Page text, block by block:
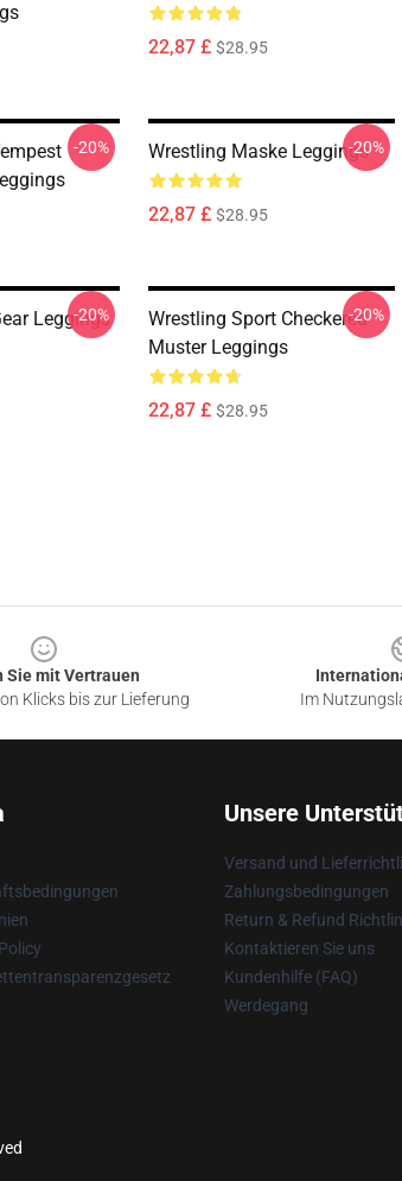
22,87 £ $28.95
-20% Wrestling Maske Leggings
22,87 £ $28.95
-20%
Leggings
-20%
Wrestling Sport Checkered
Muster Leggings
22,87 £ $28.95
-20%
Sie mit Vertrauen
Klicks bis zur Lieferung
Im
Unsere
Versand und
Zahlungsbedingungen
Return & Refund
Kontaktieren Sie uns
Kundenhilfe (FAQ)
Werdegang